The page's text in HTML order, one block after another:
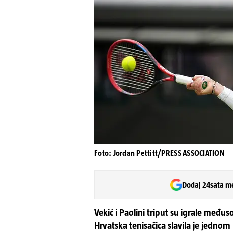
Foto: Jordan Pettitt/PRESS ASSOCIATION
Dodaj 24sata
Vekić i Paolini triput su igrale
Hrvatska tenisačica slavila je jednom